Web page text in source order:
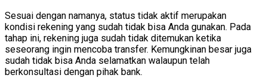
Sesuai dengan namanya, status tidak aktif merupakan
kondisi rekening yang sudah tidak bisa Anda gunakan. Pada
tahap ini, rekening juga sudah tidak ditemukan ketika
seseorang ingin mencoba transfer. Kemungkinan besar juga
sudah tidak bisa Anda selamatkan walaupun telah
berkonsultasi dengan pihak bank.